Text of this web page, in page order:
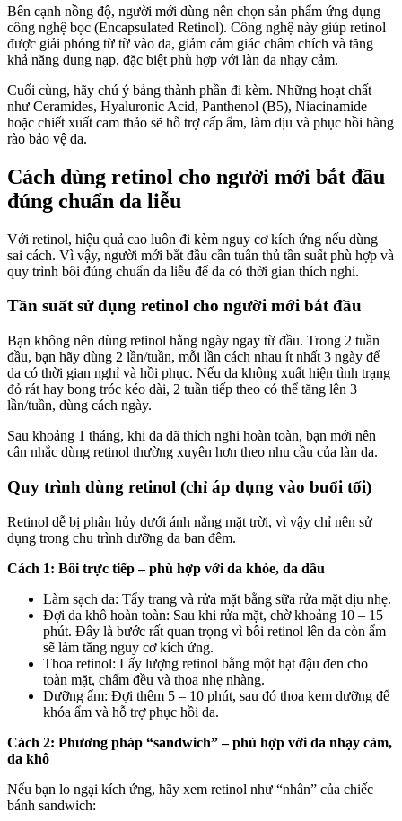
Bên cạnh nồng độ, người mới dùng nên chọn sản phẩm ứng dụng
công nghệ bọc (Encapsulated Retinol). Công nghệ này giúp retinol
được giải phóng từ từ vào da, giảm cảm giác châm chích và tăng
khả năng dung nạp, đặc biệt phù hợp với làn da nhạy cảm.
Cuối cùng, hãy chú ý bảng thành phần đi kèm. Những hoạt chất
như Ceramides, Hyaluronic Acid, Panthenol (B5), Niacinamide
hoặc chiết xuất cam thảo sẽ hỗ trợ cấp ẩm, làm dịu và phục hồi hàng
rào bảo vệ da.
Cách dùng retinol cho người mới bắt đầu
đúng chuẩn da liễu
Với retinol, hiệu quả cao luôn đi kèm nguy cơ kích ứng nếu dùng
sai cách. Vì vậy, người mới bắt đầu cần tuân thủ tần suất phù hợp và
quy trình bôi đúng chuẩn da liễu để da có thời gian thích nghi.
Tần suất sử dụng retinol cho người mới bắt đầu
Bạn không nên dùng retinol hằng ngày ngay từ đầu. Trong 2 tuần
đầu, bạn hãy dùng 2 lần/tuần, mỗi lần cách nhau ít nhất 3 ngày để
da có thời gian nghỉ và hồi phục. Nếu da không xuất hiện tình trạng
đỏ rát hay bong tróc kéo dài, 2 tuần tiếp theo có thể tăng lên 3
lần/tuần, dùng cách ngày.
Sau khoảng 1 tháng, khi da đã thích nghi hoàn toàn, bạn mới nên
cân nhắc dùng retinol thường xuyên hơn theo nhu cầu của làn da.
Quy trình dùng retinol (chỉ áp dụng vào buổi tối)
Retinol dễ bị phân hủy dưới ánh nắng mặt trời, vì vậy chỉ nên sử
dụng trong chu trình dưỡng da ban đêm.
Cách 1: Bôi trực tiếp – phù hợp với da khỏe, da dầu
Làm sạch da: Tẩy trang và rửa mặt bằng sữa rửa mặt dịu nhẹ.
Đợi da khô hoàn toàn: Sau khi rửa mặt, chờ khoảng 10 – 15
phút. Đây là bước rất quan trọng vì bôi retinol lên da còn ẩm
sẽ làm tăng nguy cơ kích ứng.
Thoa retinol: Lấy lượng retinol bằng một hạt đậu đen cho
toàn mặt, chấm đều và thoa nhẹ nhàng.
Dưỡng ẩm: Đợi thêm 5 – 10 phút, sau đó thoa kem dưỡng để
khóa ẩm và hỗ trợ phục hồi da.
Cách 2: Phương pháp “sandwich” – phù hợp với da nhạy cảm,
da khô
Nếu bạn lo ngại kích ứng, hãy xem retinol như “nhân” của chiếc
bánh sandwich: